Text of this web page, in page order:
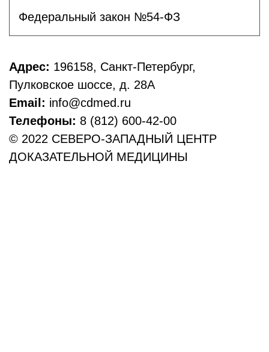
Федеральный закон №54-ФЗ
Адрес: 196158, Санкт-Петербург,
Пулковское шоссе, д. 28А
Email: info@cdmed.ru
Телефоны: 8 (812) 600-42-00
© 2022 СЕВЕРО-ЗАПАДНЫЙ ЦЕНТР
ДОКАЗАТЕЛЬНОЙ МЕДИЦИНЫ